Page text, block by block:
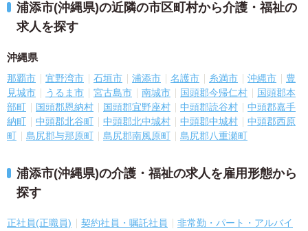
浦添市(沖縄県)の近隣の市区町村から介護・福祉の
求人を探す
沖縄県
那覇市 宜野湾市 石垣市 浦添市 名護市 糸満市 沖縄市
豊
見城市
うるま市 宮古島市 南城市 国頭郡今帰仁村
国頭郡本
部町
国頭郡恩納村 国頭郡宜野座村 中頭郡読谷村
中頭郡嘉手
納町
中頭郡北谷町 中頭郡北中城村 中頭郡中城村
中頭郡西原
町
島尻郡与那原町 島尻郡南風原町 島尻郡八重瀬町
浦添市(沖縄県)の介護・福祉の求人を雇用形態から
探す
正社員(正職員) 契約社員・嘱託社員
非常勤・パート・アルバイ